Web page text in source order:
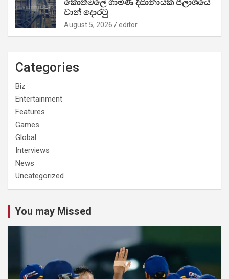
වාන් දොරටු
August 5, 2026 editor
Categories
Biz
Entertainment
Features
Games
Global
Interviews
News
Uncategorized
You may Missed